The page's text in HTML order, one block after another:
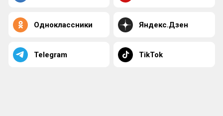
Одноклассники Яндекс.Дзен
Telegram TikTok